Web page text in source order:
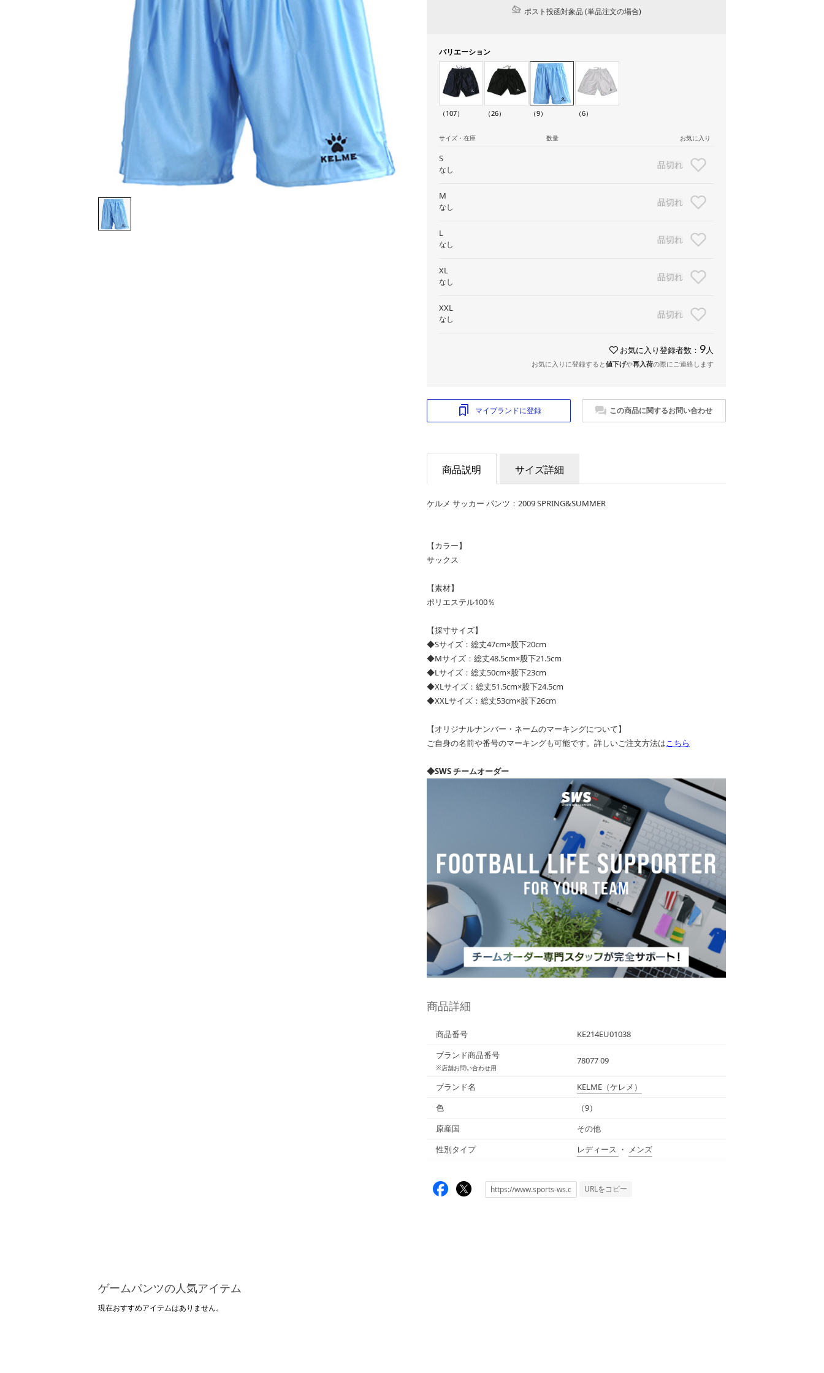
ポスト投函対象品 (単品注文の場合)
バリエーション
（107） （26） （9） （6）
サイズ・在庫 数量 お気に入り
S
なし 品切れ
M
なし 品切れ
L
なし 品切れ
XL
なし 品切れ
XXL
なし 品切れ
お気に入り登録者数： 9 人
お気に入りに登録すると値下げや再入荷の際にご連絡します
マイブランドに登録 この商品に関するお問い合わせ
商品説明 サイズ詳細
ケルメ サッカー パンツ：2009 SPRING&SUMMER
【カラー】
サックス
【素材】
ポリエステル100％
【採寸サイズ】
◆Sサイズ：総丈47cm×股下20cm
◆Mサイズ：総丈48.5cm×股下21.5cm
◆Lサイズ：総丈50cm×股下23cm
◆XLサイズ：総丈51.5cm×股下24.5cm
◆XXLサイズ：総丈53cm×股下26cm
【オリジナルナンバー・ネームのマーキングについて】
ご自身の名前や番号のマーキングも可能です。詳しいご注文方法はこちら
◆SWS チームオーダー
商品詳細
商品番号
KE214EU01038
ブランド商品番号
※店舗お問い合わせ用
78077 09
ブランド名 KELME （ケレメ）
色
（9）
原産国
その他
性別タイプ
レディース ・ メンズ
URLをコピー
ゲームパンツの人気アイテム
現在おすすめアイテムはありません。